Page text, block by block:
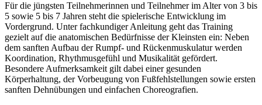
Für die jüngsten Teilnehmerinnen und Teilnehmer im Alter von 3 bis
5 sowie 5 bis 7 Jahren steht die spielerische Entwicklung im
Vordergrund. Unter fachkundiger Anleitung geht das Training
gezielt auf die anatomischen Bedürfnisse der Kleinsten ein: Neben
dem sanften Aufbau der Rumpf- und Rückenmuskulatur werden
Koordination, Rhythmusgefühl und Musikalität gefördert.
Besondere Aufmerksamkeit gilt dabei einer gesunden
Körperhaltung, der Vorbeugung von Fußfehlstellungen sowie ersten
sanften Dehnübungen und einfachen Choreografien.